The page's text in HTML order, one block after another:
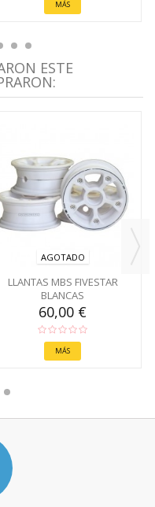
MÁS
ESTE
AGOTADO
LLANTAS MBS FIVESTAR
BLANCAS
60,00 €
MÁS